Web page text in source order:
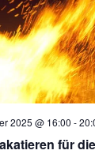
für
2025 @ 16:00 -